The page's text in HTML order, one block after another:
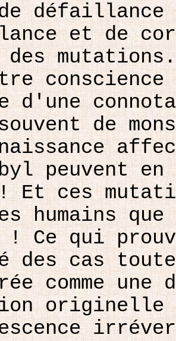
défaillance
et de
d'une
de
peuvent
Et ces
humains
! Ce qui
des cas
comme
originelle